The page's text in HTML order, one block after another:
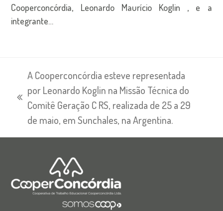
Cooperconcórdia, Leonardo Maurício Koglin , e a
integrante…
previous
post:
A Cooperconcórdia esteve representada
por Leonardo Koglin na Missão Técnica do
Comitê Geração C RS, realizada de 25 a 29
de maio, em Sunchales, na Argentina.